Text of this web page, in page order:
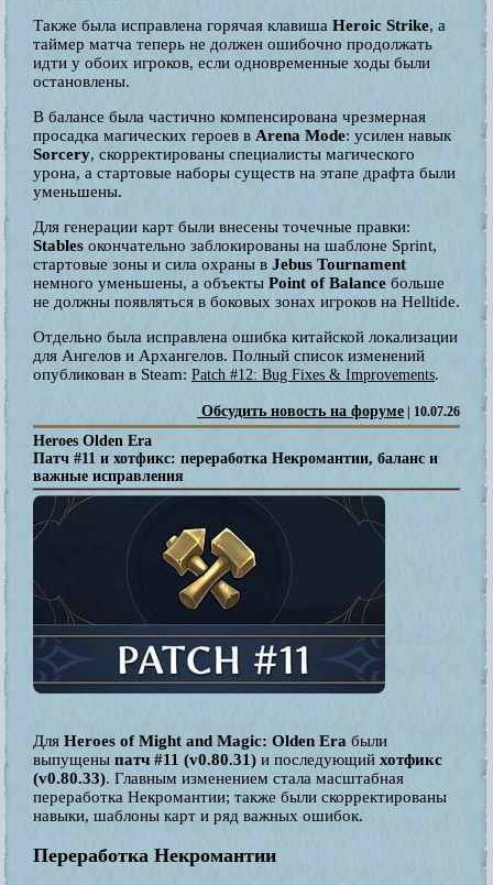
Также была исправлена горячая клавиша Heroic Strike, а
таймер матча теперь не должен ошибочно продолжать
идти у обоих игроков, если одновременные ходы были
остановлены.
В балансе была частично компенсирована чрезмерная
просадка магических героев в Arena Mode: усилен навык
Sorcery, скорректированы специалисты магического
урона, а стартовые наборы существ на этапе драфта были
уменьшены.
Для генерации карт были внесены точечные правки:
Stables окончательно заблокированы на шаблоне Sprint,
стартовые зоны и сила охраны в Jebus Tournament
немного уменьшены, а объекты Point of Balance больше
не должны появляться в боковых зонах игроков на Helltide.
Отдельно была исправлена ошибка китайской локализации
для Ангелов и Архангелов. Полный список изменений
опубликован в Steam: Patch #12: Bug Fixes & Improvements.
Обсудить новость на форуме | 10.07.26
Heroes Olden Era
Патч #11 и хотфикс: переработка Некромантии, баланс и
важные исправления
Для Heroes of Might and Magic: Olden Era были
выпущены патч #11 (v0.80.31) и последующий хотфикс
(v0.80.33). Главным изменением стала масштабная
переработка Некромантии; также были скорректированы
навыки, шаблоны карт и ряд важных ошибок.
Переработка Некромантии